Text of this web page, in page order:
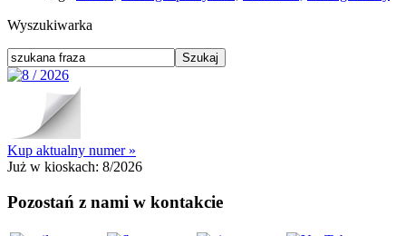
Wyszukiwarka
Kup aktualny numer »
Już w kioskach: 8/2026
Pozostań z nami w kontakcie